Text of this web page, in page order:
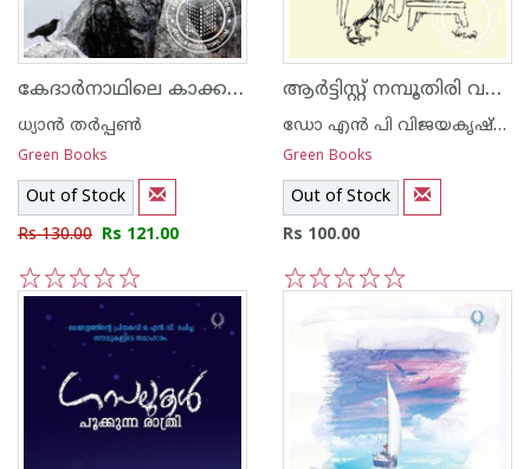
കേദാര്‍നാഥിലെ കാക്കകള്‍
ധ്യാ‌ന്‍ തര്‍പ്പണ്‍
Green Books
Out of Stock
Rs 130.00 Rs 121.00
5
4
3
2
1
ആര്‍ട്ടിസ്റ്റ് നമ്പൂതിരി വരയും വാക്കും
ഡോ എ‌ന്‍ പി വിജയകൃഷ്ണന്‍
Green Books
Out of Stock
Rs 100.00